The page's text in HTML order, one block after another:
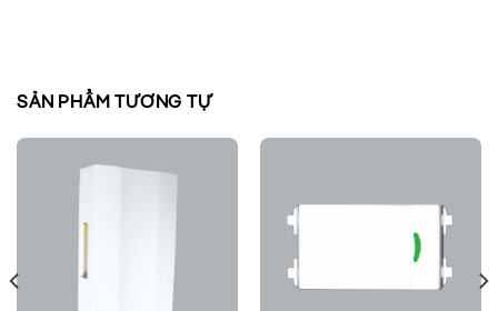
SẢN PHẨM TƯƠNG TỰ